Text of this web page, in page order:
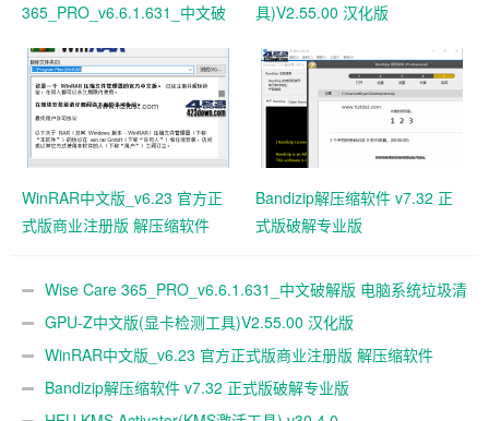
365_PRO_v6.6.1.631_中文破
具)V2.55.00 汉化版
WinRAR中文版_v6.23 官方正
式版商业注册版 解压缩软件
Bandizip解压缩软件 v7.32 正
式版破解专业版
Wise Care 365_PRO_v6.6.1.631_中文破解版 电脑系统垃圾清
理软件GPU-Z中文版(显卡检测工具)V2.55.00 汉化版
WinRAR中文版_v6.23 官方正式版商业注册版 解压缩软件
Bandizip解压缩软件 v7.32 正式版破解专业版